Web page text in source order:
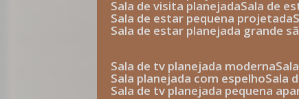
sala de visita planejada sala de
sala de estar pequena projetada
sala de estar planejada grande
sala de tv planejada moderna
sala planejada com espelho sala
sala de tv planejada pequena